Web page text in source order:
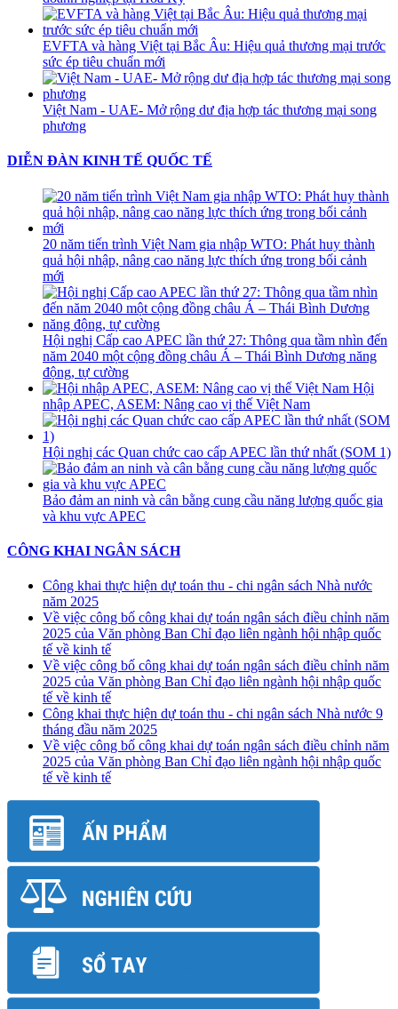
EVFTA và hàng Việt tại Bắc Âu: Hiệu quả thương mại trước
sức ép tiêu chuẩn mới
Việt Nam - UAE- Mở rộng dư địa hợp tác thương mại song
phương
DIỄN ĐÀN KINH TẾ QUỐC TẾ
20 năm tiến trình Việt Nam gia nhập WTO: Phát huy thành
quả hội nhập, nâng cao năng lực thích ứng trong bối cảnh
mới
Hội nghị Cấp cao APEC lần thứ 27: Thông qua tầm nhìn đến
năm 2040 một cộng đồng châu Á – Thái Bình Dương năng
động, tự cường
Hội
nhập APEC, ASEM: Nâng cao vị thế Việt Nam
Hội nghị các Quan chức cao cấp APEC lần thứ nhất (SOM 1)
Bảo đảm an ninh và cân bằng cung cầu năng lượng quốc gia
và khu vực APEC
CÔNG KHAI NGÂN SÁCH
Công khai thực hiện dự toán thu - chi ngân sách Nhà nước
năm 2025
Về việc công bố công khai dự toán ngân sách điều chỉnh năm
2025 của Văn phòng Ban Chỉ đạo liên ngành hội nhập quốc
tế về kinh tế
Về việc công bố công khai dự toán ngân sách điều chỉnh năm
2025 của Văn phòng Ban Chỉ đạo liên ngành hội nhập quốc
tế về kinh tế
Công khai thực hiện dự toán thu - chi ngân sách Nhà nước 9
tháng đầu năm 2025
Về việc công bố công khai dự toán ngân sách điều chỉnh năm
2025 của Văn phòng Ban Chỉ đạo liên ngành hội nhập quốc
tế về kinh tế